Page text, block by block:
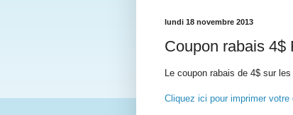
lundi 18 novembre 2013
Coupon rabais 4$
Le coupon rabais de 4$ sur
Cliquez ici pour imprimer votre